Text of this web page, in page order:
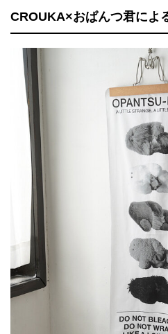
CROUKA×おぱんつ君によ